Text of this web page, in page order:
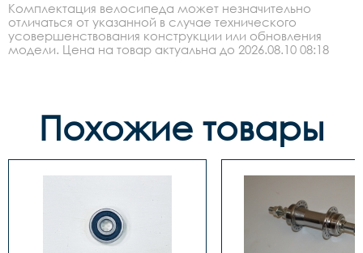
Комплектация велосипеда может незначительно
отличаться от указанной в случае технического
усовершенствования конструкции или обновления
модели. Цена на товар актуальна до 2026.08.10 08:18
Похожие товары